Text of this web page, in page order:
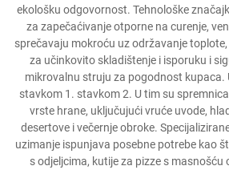
ekološku odgovornost. Tehnološke
za zapečaćivanje otporne na curenje,
sprečavaju mokroću uz održavanje
za učinkovito skladištenje i isporuku i
mikrovalnu struju za pogodnost kupaca.
stavkom 1. stavkom 2. U tim su
vrste hrane, uključujući vruće uvode,
desertove i večernje obroke.
uzimanje ispunjava posebne potrebe kao
s odjeljcima, kutije za pizze s